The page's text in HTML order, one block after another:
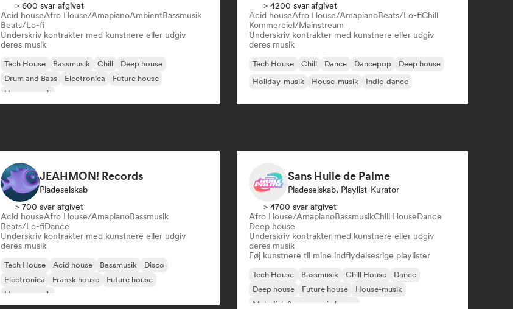
> 600 svar afgivet
Acid houseAfro House/AmapianoAmbientBassmusik
Beats/Lo-fi
Underskriv kontrakter med kunstnere eller udgiv
deres musik
Tech House Bassmusik Chill
Deep house
Drum and Bass
Electronica
Future house
House-musik
> 4200 svar afgivet
Acid houseAfro House/AmapianoBeats/Lo-fiChill
Kommerciel/Mainstream
Underskriv kontrakter med kunstnere eller udgiv
deres musik
Tech House Chill Dance Dancepop
Deep house
Holiday-musik
House-musik Indie-dance
JEAHMON! Records
Pladeselskab
> 700 svar afgivet
Acid houseAfro House/AmapianoBassmusik
Beats/Lo-fiDance
Underskriv kontrakter med kunstnere eller udgiv
deres musik
Tech House Acid house Bassmusik
Disco
Electronica
Fransk house
Future house
House-musik
Sans Huile de Palme
Pladeselskab, Playlist-Kurator
> 4700 svar afgivet
Afro House/AmapianoBassmusikChill HouseDance
Deep house
Underskriv kontrakter med kunstnere eller udgiv
deres musik
Føj kunstnere til mine indflydelsesrige playlister
Tech House Bassmusik Chill House
Dance
Deep house
Future house
House-musik
Melodisk & progressiv house